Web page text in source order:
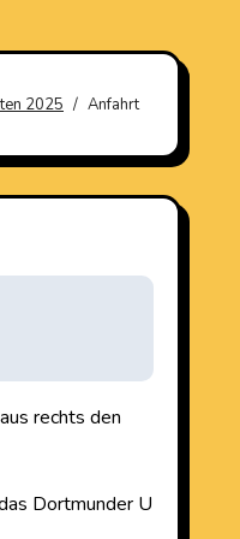
2025 Anfahrt
rechts den
Dortmunder U